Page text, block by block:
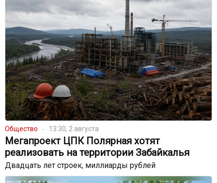
Общество 13:30, 2 августа
Мегапроект ЦПК Полярная хотят
реализовать на территории Забайкалья
Двадцать лет строек, миллиарды рублей